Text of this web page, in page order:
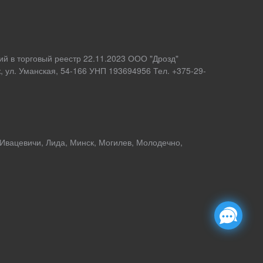
в торговый реестр 22.11.2023 ООО "Дрозд"
ул. Уманская, 54-166 УНП 193694956 Тел. +375-29-
Лида, Минск, Могилев, Молодечно,